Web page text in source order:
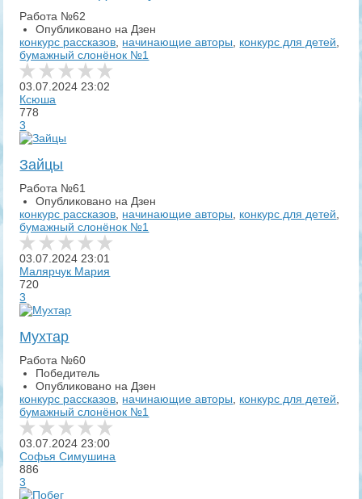
Работа №62
Опубликовано на Дзен
конкурс рассказов начинающие авторы конкурс для детей
бумажный слонёнок №1
03.07.2024 23:02
Ксюша
778
3
Зайцы
Работа №61
Опубликовано на Дзен
конкурс рассказов начинающие авторы конкурс для детей
бумажный слонёнок №1
03.07.2024 23:01
Малярчук Мария
720
3
Мухтар
Работа №60
Победитель
Опубликовано на Дзен
конкурс рассказов начинающие авторы конкурс для детей
бумажный слонёнок №1
03.07.2024 23:00
Софья Симушина
886
3